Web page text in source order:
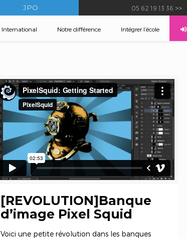
JPO 05 62 19 13 36 >>
International Notre différence Intégrer l’école
[REVOLUTION]Banque
d’image Pixel Squid
Voici une petite révolution dans les banques